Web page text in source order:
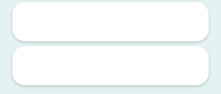
Pensez à réserver vos vacances auprès de nos partenaires !
pour les Comités d'Entreprise
La Carte Campagne : aucun lien avec le CESA 29 !!!
boites aux lettres des salariés agricoles du Finistère, n'a rien à voir
avec le CESA 29.